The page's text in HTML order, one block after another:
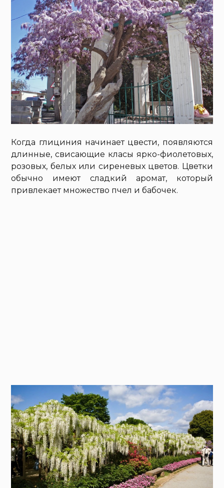
Когда глициния начинает цвести, появляются
длинные, свисающие класы ярко-фиолетовых,
розовых, белых или сиреневых цветов. Цветки
обычно имеют сладкий аромат, который
привлекает множество пчел и бабочек.